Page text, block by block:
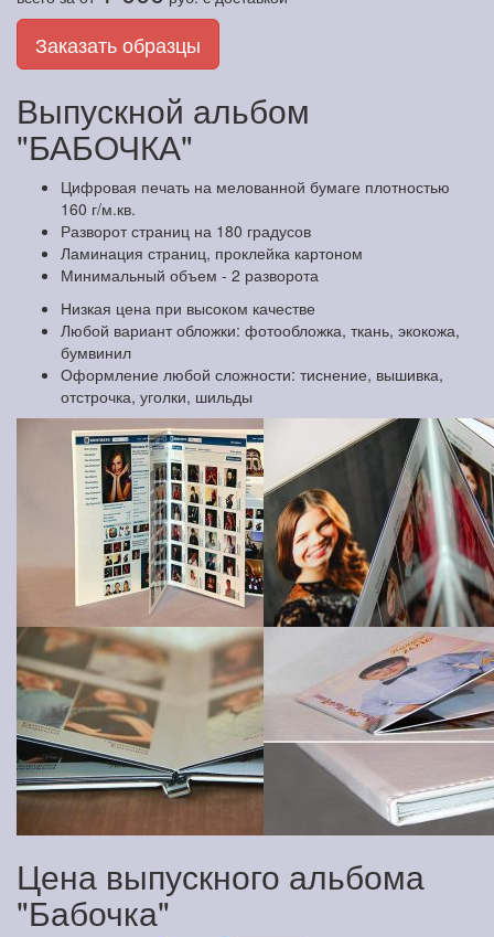
Заказать образцы
Выпускной альбом
"БАБОЧКА"
Цифровая печать на мелованной бумаге плотностью
160 г/м.кв.
Разворот страниц на 180 градусов
Ламинация страниц, проклейка картоном
Минимальный объем - 2 разворота
Низкая цена при высоком качестве
Любой вариант обложки: фотообложка, ткань, экокожа,
бумвинил
Оформление любой сложности: тиснение, вышивка,
отстрочка, уголки, шильды
Цена выпускного альбома
"Бабочка"